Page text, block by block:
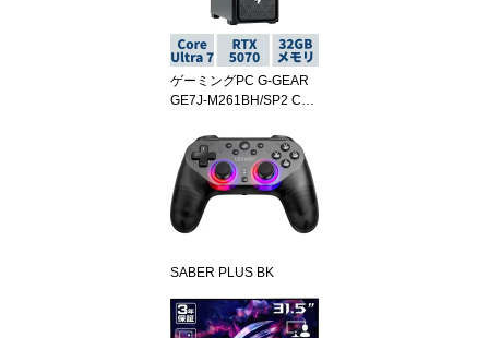
ゲーミングPC G-GEAR
GE7J-M261BH/SP2 Cor
0 /32GBメモリ /1TB SSD
/WiFi7+Bluetooth対応
SABER PLUS BK